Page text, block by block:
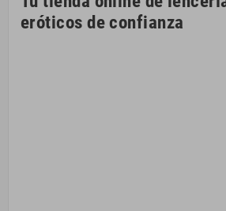
eróticos de confianza